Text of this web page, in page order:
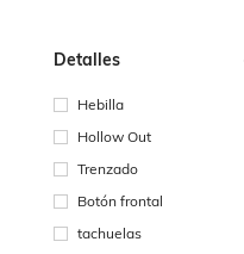
Detalles
Hebilla
Hollow Out
Trenzado
Botón frontal
tachuelas